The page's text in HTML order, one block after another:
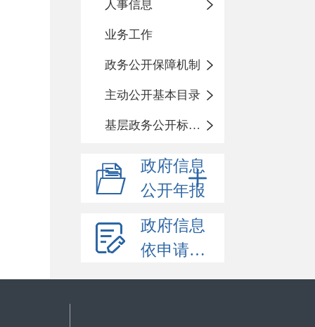
人事信息
业务工作
政务公开保障机制
主动公开基本目录
基层政务公开标准化目录
政府信息
公开年报
政府信息
依申请公开